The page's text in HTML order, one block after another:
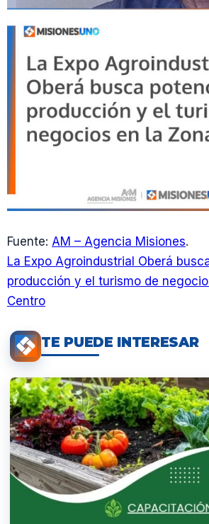
Fuente: AM – Agencia Misiones.
La Expo Agroindustrial Oberá
producción y el turismo de
Centro
TE PUEDE INTERESAR